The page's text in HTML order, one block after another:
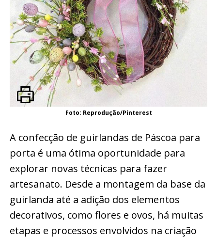
Foto: Reprodução/Pinterest
A confecção de guirlandas de Páscoa para
porta é uma ótima oportunidade para
explorar novas técnicas para fazer
artesanato. Desde a montagem da base da
guirlanda até a adição dos elementos
decorativos, como flores e ovos, há muitas
etapas e processos envolvidos na criação